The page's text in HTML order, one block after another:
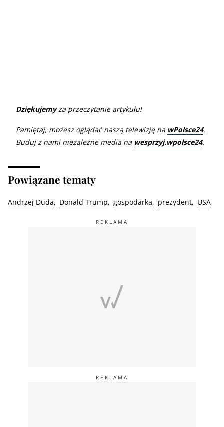
Dziękujemyza przeczytanie artykułu!
Pamiętaj, możesz oglądać naszą telewizję na wPolsce24.
Buduj z nami niezależne media na wesprzyj.wpolsce24.
Powiązane tematy
Andrzej Duda Donald Trump gospodarka prezydent USA